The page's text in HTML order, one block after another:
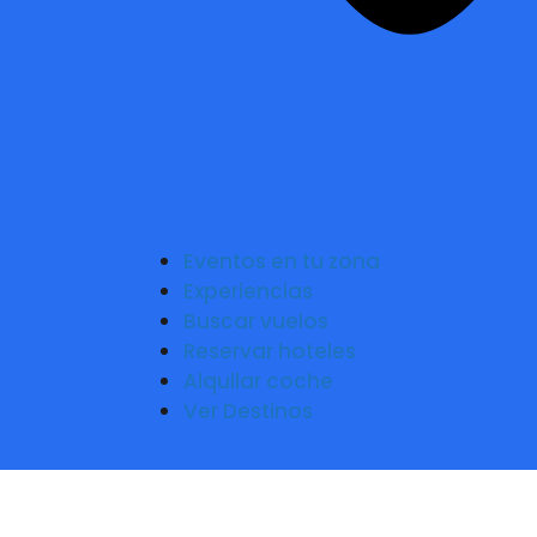
Eventos en tu zona
Experiencias
Buscar vuelos
Reservar hoteles
Alquilar coche
Ver Destinos